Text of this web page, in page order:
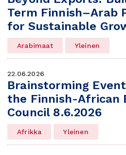
Term Finnish–Arab
for Sustainable
Arabimaat Yleinen
22.06.2026
Brainstorming
the Finnish-African
Council 8.6.2026
Afrikka Yleinen